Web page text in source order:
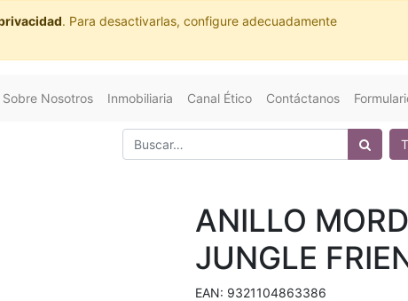
. Para desactivarlas, configure adecuadamente
Sobre Nosotros Inmobiliaria Canal Ético Contáctanos
ANILLO
JUNGLE
EAN: 9321104863386